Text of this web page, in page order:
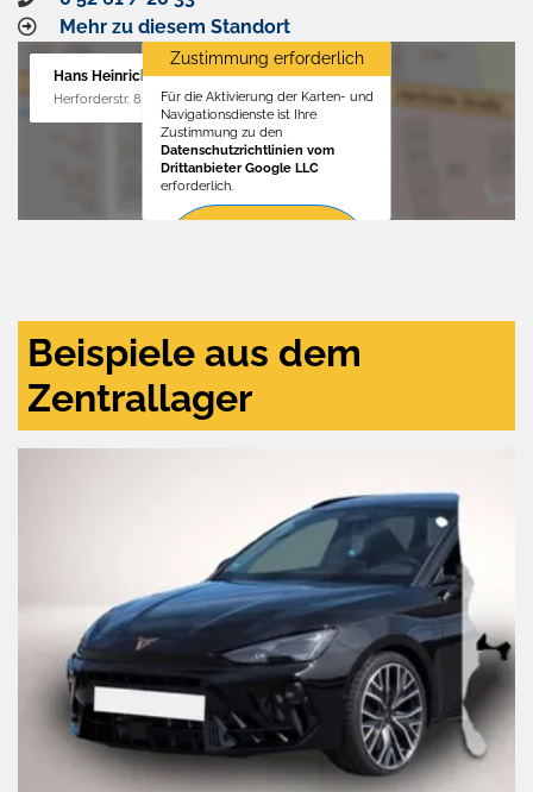
Mehr zu diesem Standort
Hans Heinrichs GmbH
Herforderstr. 81, 32657 Lemgo
Zustimmung erforderlich
Für die Aktivierung der Karten- und
Navigationsdienste ist Ihre
Zustimmung zu den
Datenschutzrichtlinien vom
Drittanbieter Google LLC
erforderlich.
Beispiele aus dem
Zentrallager